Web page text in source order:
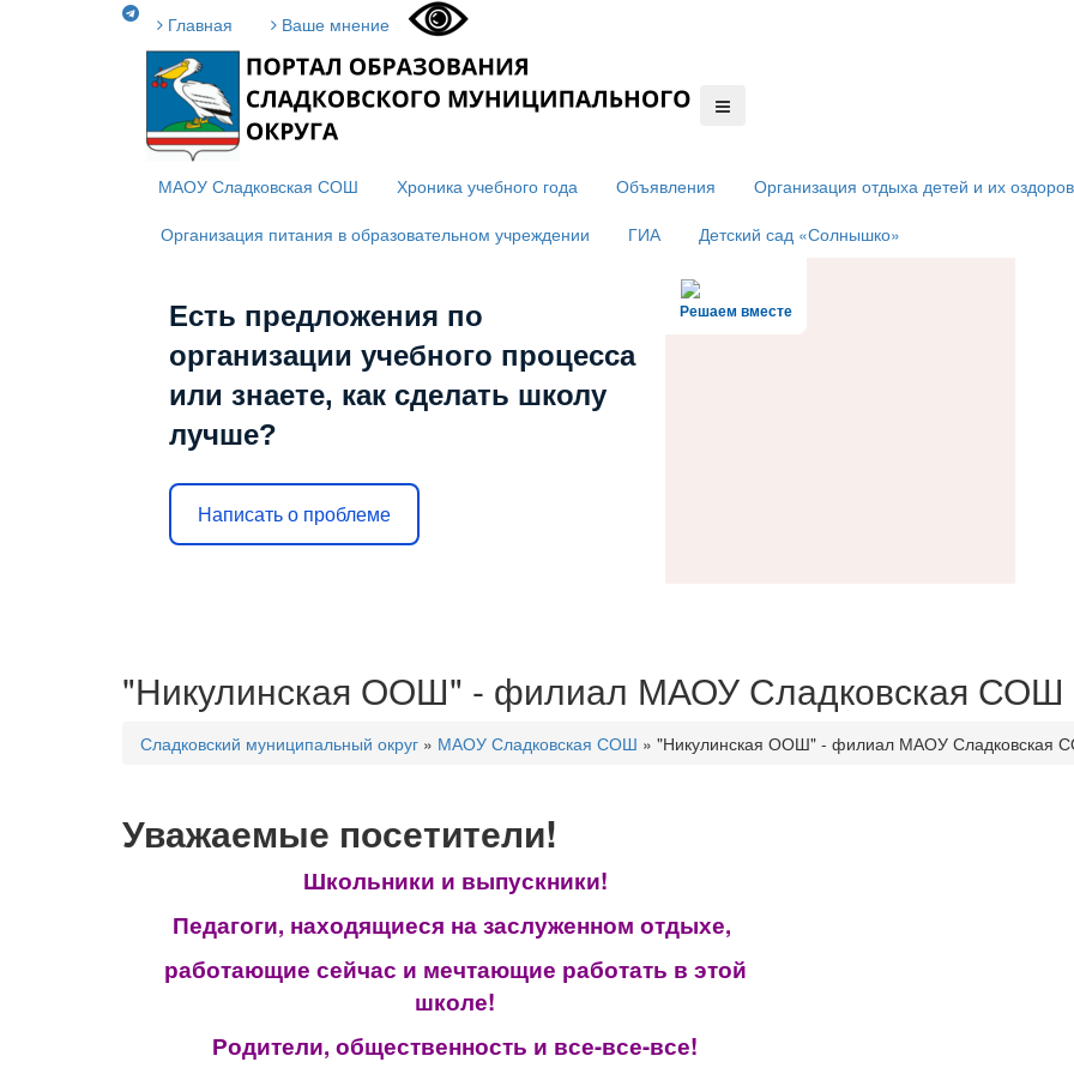
Главная Ваше мнение
МАОУ Сладковская СОШ Хроника учебного года Объявления
Организация отдыха детей и их
Организация питания в образовательном учреждении
ГИА Детский сад «Солнышко»
Решаем вместе
Есть предложения по
организации учебного процесса
или знаете, как сделать школу
лучше?
Написать о проблеме
"Никулинская ООШ" - филиал МАОУ Сладковская СОШ
Сладковский муниципальный округ » МАОУ Сладковская СОШ » "Никулинская ООШ" - филиал МАОУ Сладковская
Уважаемые посетители!
Школьники и выпускники!
Педагоги, находящиеся на заслуженном отдыхе,
работающие сейчас и мечтающие работать в этой
школе!
Родители, общественность и все-все-все!